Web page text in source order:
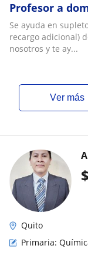
Profesor a
Se ayuda en
recargo adicional)
nosotros y te ay...
ver más
$
Quito
Primaria: